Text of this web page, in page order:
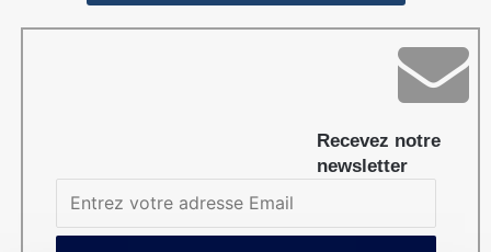
Recevez notre
newsletter